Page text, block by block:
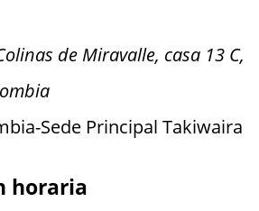
de Miravalle, casa 13 C,
horaria